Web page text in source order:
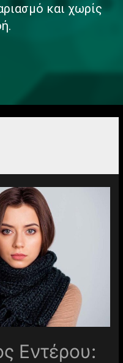
και χωρίς
Εντέρου: